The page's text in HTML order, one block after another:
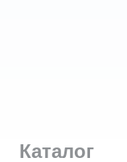
Каталог